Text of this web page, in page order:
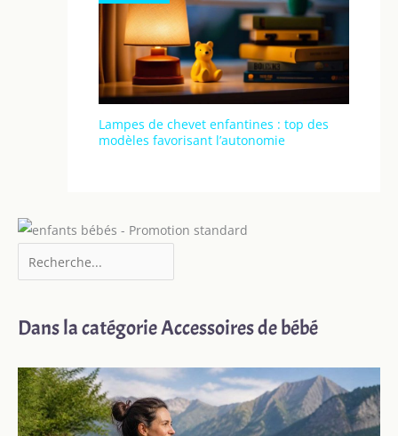
Lampes de chevet enfantines : top des
modèles favorisant l’autonomie
Dans la catégorie Accessoires de bébé